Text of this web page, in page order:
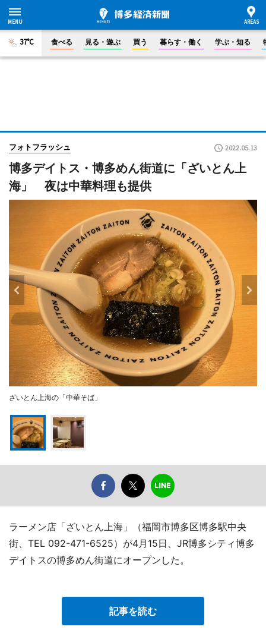
37°C 食べる 見る・遊ぶ 買う 暮らす・働く 学ぶ・知る
フォトフラッシュ 2022.05.13
博多デイトス・博多めん街道に「ざいとん上
海」 夜は中華料理も提供
ざいとん上海の「中華そば」
ラーメン店「ざいとん上海」（福岡市博多区博多駅中央
街、TEL 092-471-6525）が4月15日、JR博多シティ博多
デイトスの博多めん街道にオープンした。
記事を読む